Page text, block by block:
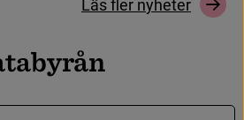
Läsfer nyheter
tabyrån